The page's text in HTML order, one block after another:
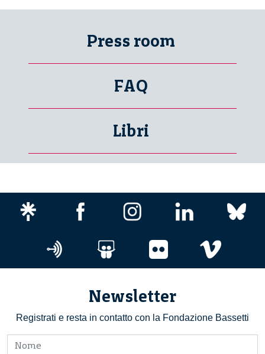
Press room
FAQ
Libri
Newsletter
Registrati e resta in contatto con la Fondazione Bassetti